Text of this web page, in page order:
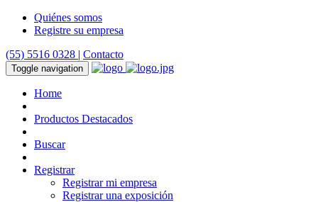
Quiénes somos
Registre su empresa
(55) 5516 0328 | Contacto
Toggle navigation
Home
Productos Destacados
Buscar
Registrar
Registrar mi empresa
Registrar una exposición